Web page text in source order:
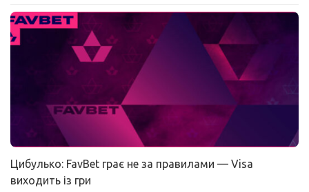
Цибулько: FavBet грає не за правилами — Visa
виходить із гри